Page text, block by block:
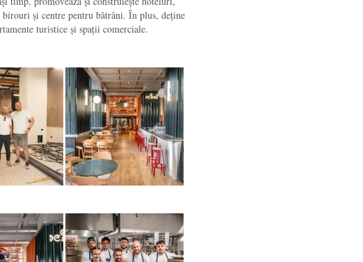
și centre pentru bătrâni. În plus, deține
turistice și spații comerciale.